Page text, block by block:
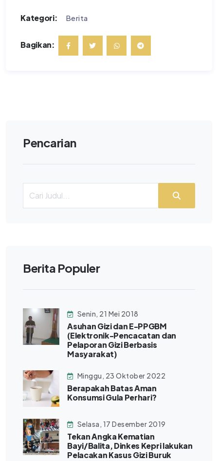
Kategori: Berita
Bagikan:
Pencarian
Berita Populer
Senin, 21 Mei 2018
Asuhan Gizi dan E-PPGBM
(Elektronik-Pencacatan dan
Pelaporan Gizi Berbasis
Masyarakat)
Minggu, 23 Oktober 2022
Berapakah Batas Aman
Konsumsi Gula Perhari?
Selasa, 17 Desember 2019
Tekan Angka Kematian
Bayi/Balita, Dinkes Kepri lakukan
Pelacakan Kasus Gizi Buruk